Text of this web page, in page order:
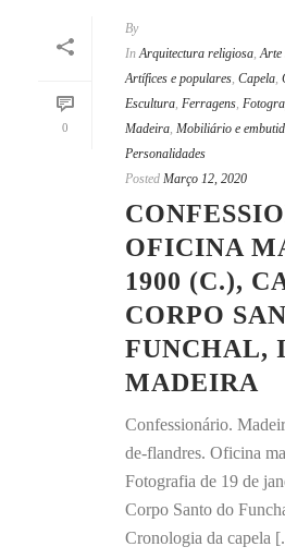
0
By
In Arquitectura religiosa,Arte
Artífices e populares, Capela,
Escultura, Ferragens,
Madeira, Mobiliário e
Personalidades
Posted Março 12, 2020
OFICINA
1900 (C.),
CORPO
FUNCHAL,
MADEIRA
Confessionário.
de-flandres. Oficina
Fotografia de 19 de
Corpo Santo do
Cronologia da capela